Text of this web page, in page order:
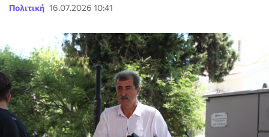
Πολιτική 16.07.2026 10:41